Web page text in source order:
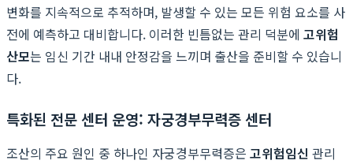
변화를 지속적으로 추적하며, 발생할 수 있는 모든 위험 요소를 사
전에 예측하고 대비합니다. 이러한 빈틈없는 관리 덕분에 고위험
산모는 임신 기간 내내 안정감을 느끼며 출산을 준비할 수 있습니
다.
특화된 전문 센터 운영: 자궁경부무력증 센터
조산의 주요 원인 중 하나인 자궁경부무력증은 고위험임신 관리